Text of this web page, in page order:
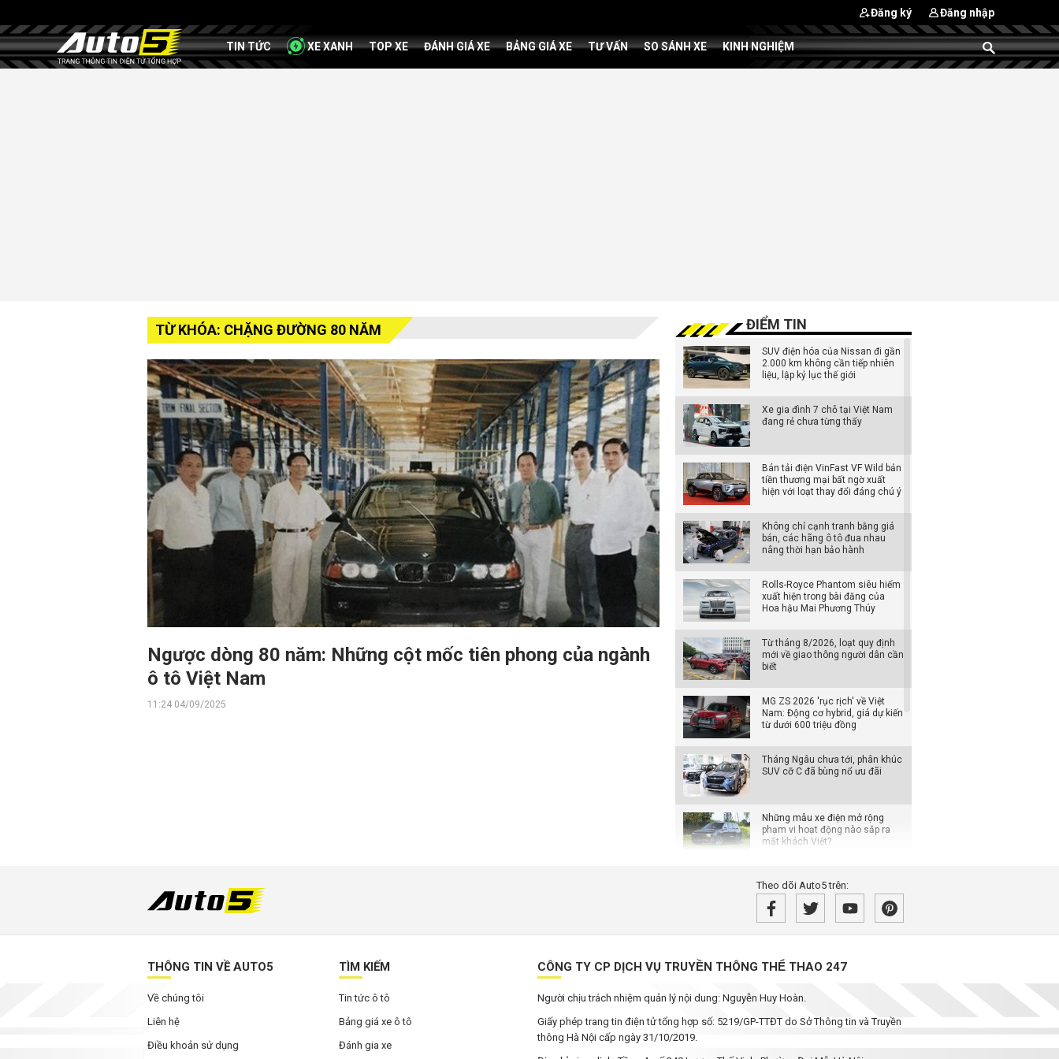
Đăng ký Đăng nhập
TIN TỨC XE XANH TOP XE ĐÁNH GIÁ XE BẢNG GIÁ XE TƯ VẤN SO SÁNH XE KINH NGHIỆM
TỪ KHÓA: CHẶNG ĐƯỜNG 80 NĂM
Ngược dòng 80 năm: Những cột mốc tiên phong của ngành
ô tô Việt Nam
11:24 04/09/2025
ĐIỂM TIN
SUV điện hóa của Nissan đi gần
2.000 km không cần tiếp nhiên
liệu, lập kỷ lục thế giới
Xe gia đình 7 chỗ tại Việt Nam
đang rẻ chưa từng thấy
Bán tải điện VinFast VF Wild bản
tiền thương mại bất ngờ xuất
hiện với loạt thay đổi đáng chú ý
Không chỉ cạnh tranh bằng giá
bán, các hãng ô tô đua nhau
nâng thời hạn bảo hành
Rolls-Royce Phantom siêu hiếm
xuất hiện trong bài đăng của
Hoa hậu Mai Phương Thúy
Từ tháng 8/2026, loạt quy định
mới về giao thông người dân cần
biết
MG ZS 2026 'rục rịch' về Việt
Nam: Động cơ hybrid, giá dự kiến
từ dưới 600 triệu đồng
Tháng Ngâu chưa tới, phân khúc
SUV cỡ C đã bùng nổ ưu đãi
Những mẫu xe điện mở rộng
phạm vi hoạt động nào sắp ra
mắt khách Việt?
03 tại Việt Nam: Một SUV thuần
điện, một sedan hạng C
SUV off-road BYD Ti7 dự kiến về
tranh Land Cruiser lẫn Defender
Loạt xe Mitsubishi giảm chi phí
lăn bánh, Xpander được ưu đãi
cao nhất
Theo dõi Auto5 trên:
THÔNG TIN VỀ AUTO5
Về chúng tôi
Liên hệ
Điều khoản sử dụng
TÌM KIẾM
Tin tức ô tô
Bảng giá xe ô tô
Đánh gia xe
CÔNG TY CP DỊCH VỤ TRUYỀN THÔNG THỂ THAO 247
Người chịu trách nhiệm quản lý nội dung: Nguyễn Huy Hoàn.
Giấy phép trang tin điện tử tổng hợp số: 5219/GP-TTĐT do Sở Thông tin và Truyền
thông Hà Nội cấp ngày 31/10/2019.